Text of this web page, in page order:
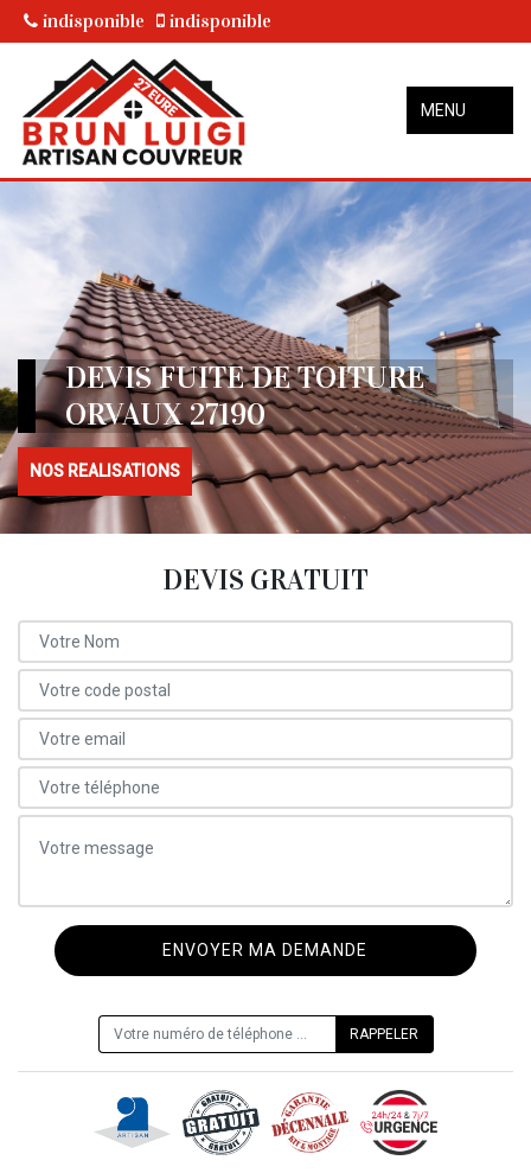
indisponible indisponible
MENU
DEVIS FUITE DE TOITURE
ORVAUX 27190
NOS REALISATIONS
DEVIS GRATUIT